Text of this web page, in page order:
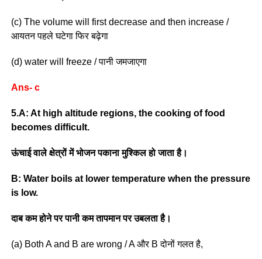
(c) The volume will first decrease and then increase /
आयतन पहले घटेगा फिर बढ़ेगा
(d) water will freeze / पानी जमजाएगा
Ans- c
5.A: At high altitude regions, the cooking of food
becomes difficult.
ऊंचाई वाले क्षेत्रों में भोजन पकाना मुश्किल हो जाता है।
B: Water boils at lower temperature when the pressure
is low.
दाब कम होने पर पानी कम तापमान पर उबलता है।
(a) Both A and B are wrong / A और B दोनों गलत है,